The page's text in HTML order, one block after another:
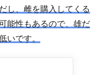
し、雌を購入してくる
能性もあるので、雄だ
いです。